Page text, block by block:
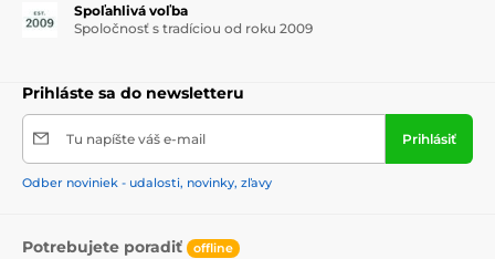
Spoľahlivá voľba
Spoločnosť s tradíciou od roku 2009
Prihláste sa do newsletteru
Tu napíšte váš e-mail Prihlásiť
Odber noviniek - udalosti, novinky, zľavy
Potrebujete poradiť offline